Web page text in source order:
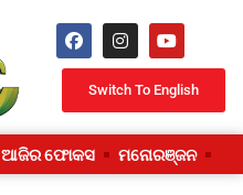
Switch To English
ଆଜିର ଫୋକସ ମନୋରଞ୍ଜନ